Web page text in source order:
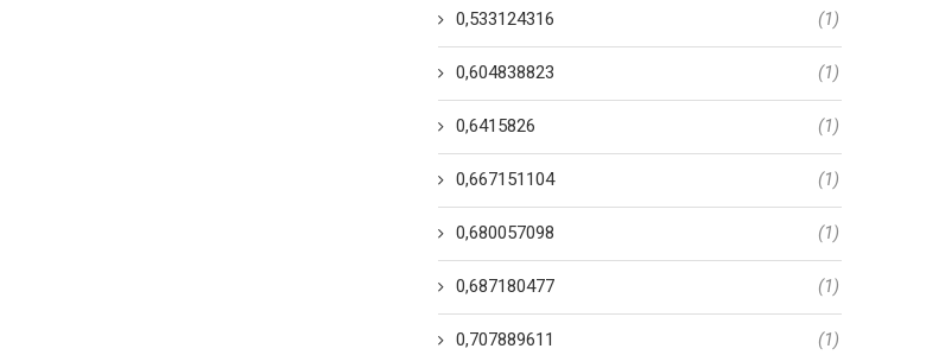
0,533124316 (1)
0,604838823 (1)
0,6415826 (1)
0,667151104 (1)
0,680057098 (1)
0,687180477 (1)
0,707889611 (1)